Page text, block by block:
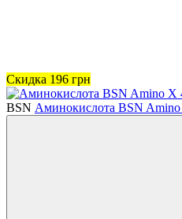
Скидка 196 грн
BSN Аминокислота BSN